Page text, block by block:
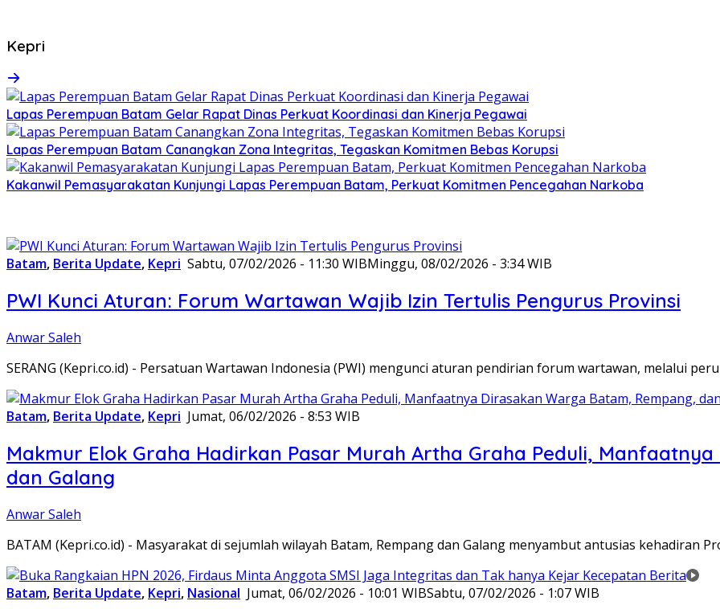
Kepri
Lapas Perempuan Batam Gelar Rapat Dinas Perkuat Koordinasi dan Kinerja Pegawai
Lapas Perempuan Batam Canangkan Zona Integritas, Tegaskan Komitmen Bebas Korupsi
Kakanwil Pemasyarakatan Kunjungi Lapas Perempuan Batam, Perkuat Komitmen Pencegahan Narkoba
Batam, Berita Update, Kepri Sabtu, 07/02/2026 - 11:30 WIBMinggu, 08/02/2026 - 3:34 WIB
PWI Kunci Aturan: Forum Wartawan Wajib Izin Tertulis Pengurus Provinsi
Anwar Saleh
SERANG (Kepri.co.id) - Persatuan Wartawan Indonesia (PWI) mengunci aturan pendirian forum wartawan, melalui
Batam, Berita Update, Kepri Jumat, 06/02/2026 - 8:53 WIB
Makmur Elok Graha Hadirkan Pasar Murah Artha Graha Peduli,
dan Galang
Anwar Saleh
BATAM (Kepri.co.id) - Masyarakat di sejumlah wilayah Batam, Rempang dan Galang menyambut antusias kehadiran
Batam, Berita Update, Kepri, Nasional Jumat, 06/02/2026 - 10:01 WIBSabtu, 07/02/2026 - 1:07 WIB